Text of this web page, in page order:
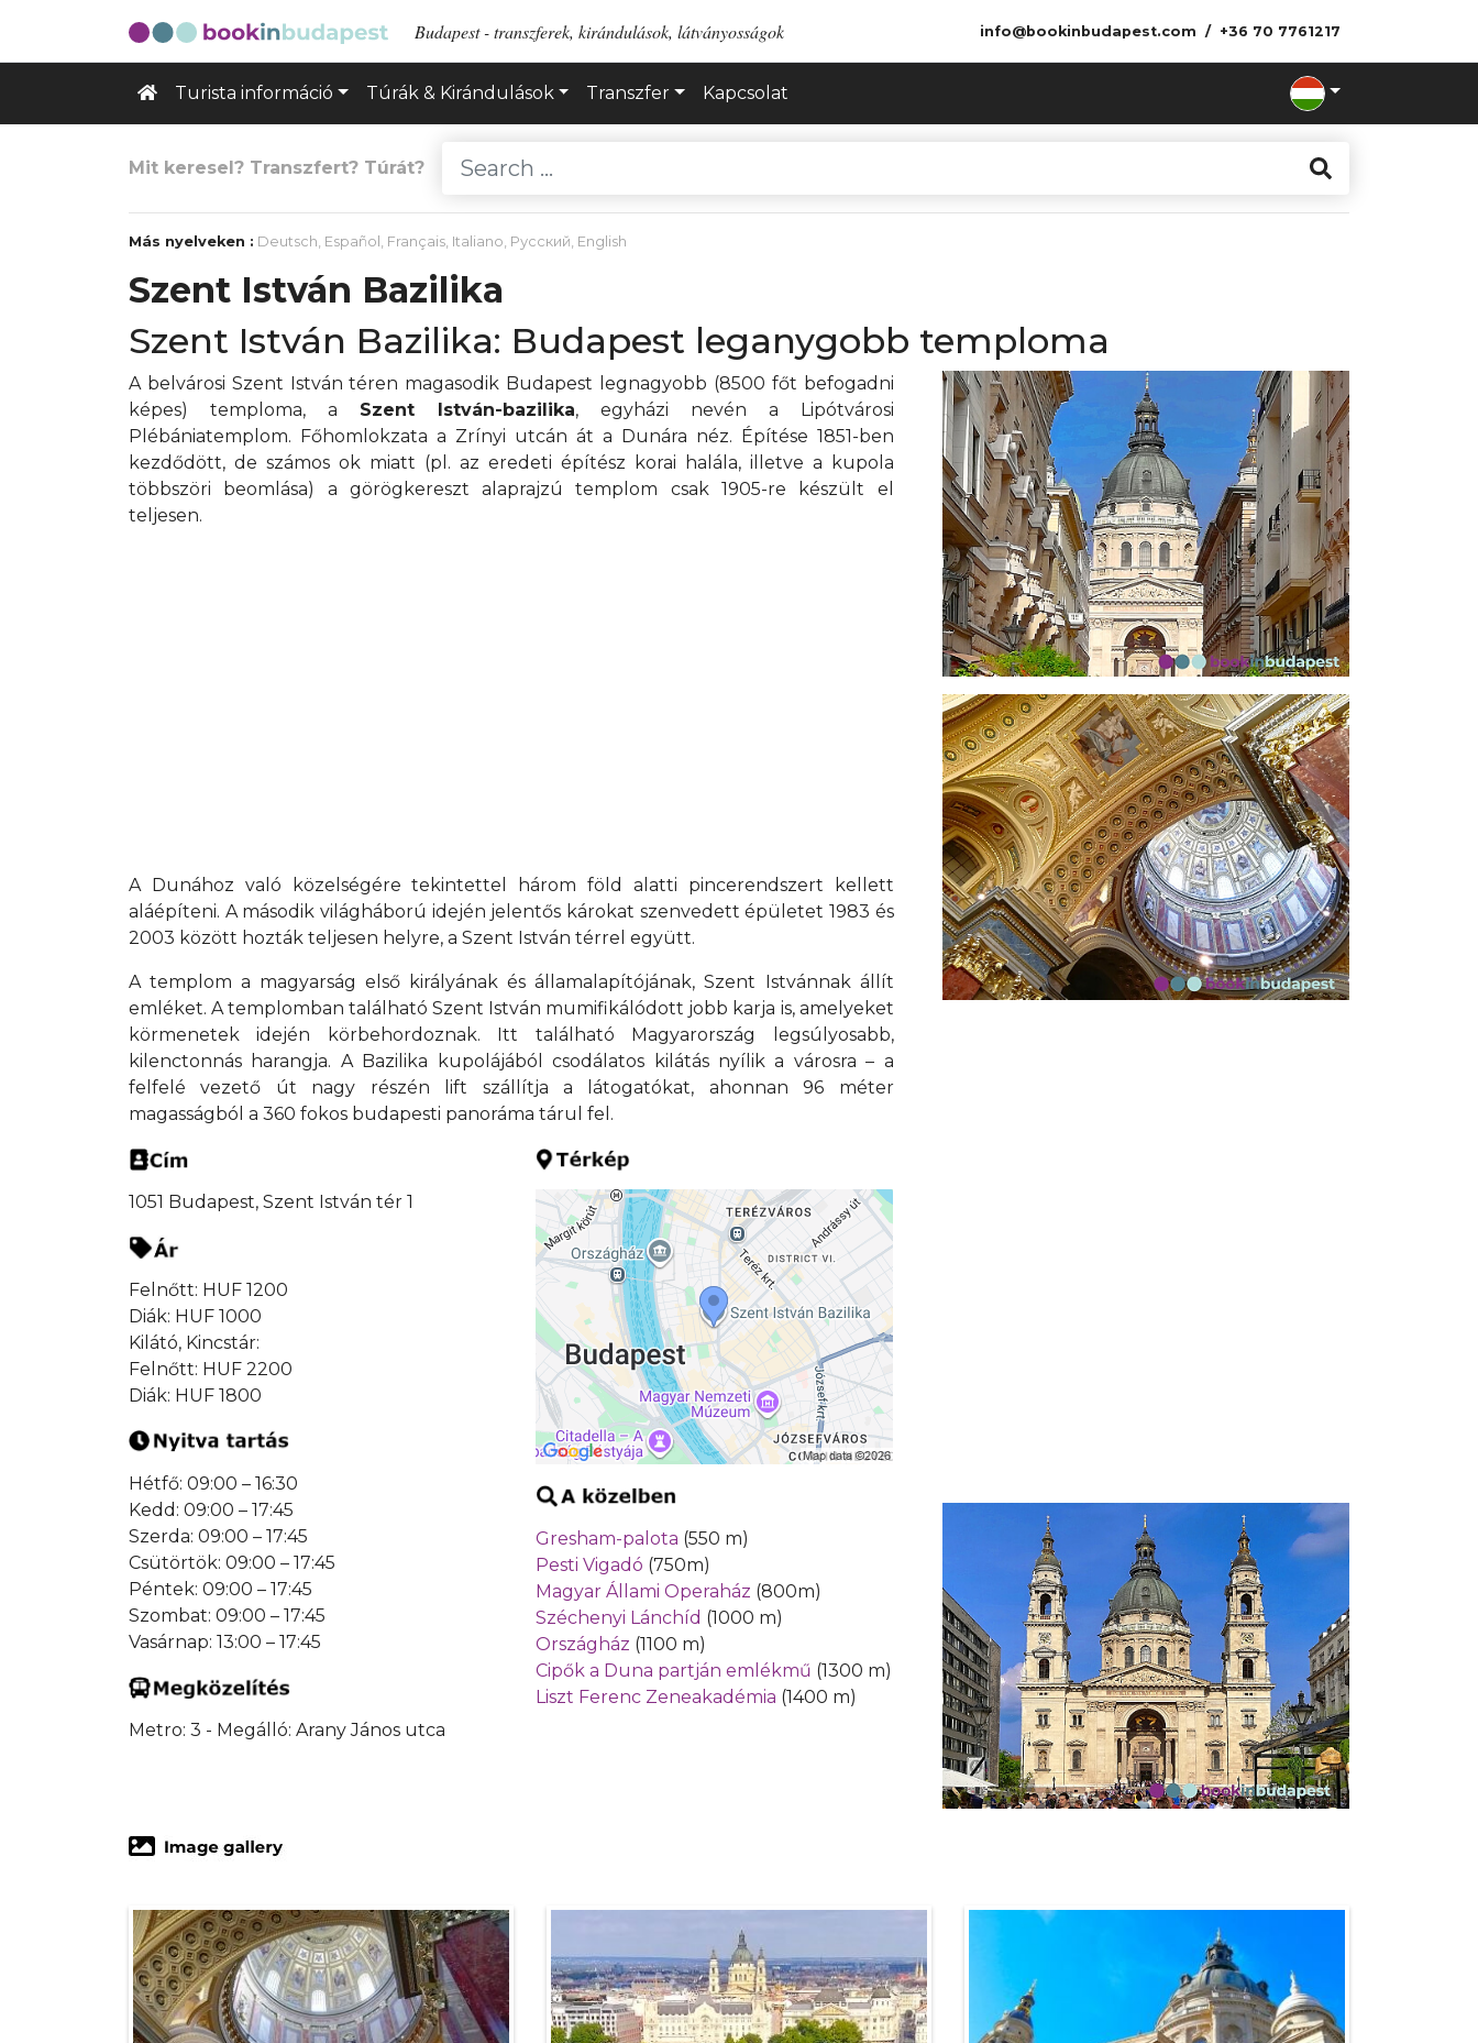
Budapest - transzferek, kirándulások, látványosságok info@bookinbudapest.com +36 70 7761217
Turista információ Túrák & Kirándulások Transzfer Kapcsolat
Mit keresel? Transzfert? Túrát?
Más nyelveken : Deutsch, Español , Français, Italiano, Русский, English
Szent István Bazilika
Szent István Bazilika: Budapest leganygobb temploma
A belvárosi Szent István téren magasodik Budapest legnagyobb (8500 főt befogadni
képes) temploma, a Szent István-bazilika, egyházi nevén a Lipótvárosi
Plébániatemplom. Főhomlokzata a Zrínyi utcán át a Dunára néz. Építése 1851-ben
kezdődött, de számos ok miatt (pl. az eredeti építész korai halála, illetve a kupola
többszöri beomlása) a görögkereszt alaprajzú templom csak 1905-re készült el
teljesen.
A Dunához való közelségére tekintettel három föld alatti pincerendszert kellett
aláépíteni. A második világháború idején jelentős károkat szenvedett épületet 1983 és
2003 között hozták teljesen helyre, a Szent István térrel együtt.
A templom a magyarság első királyának és államalapítójának, Szent Istvánnak állít
emléket. A templomban található Szent István mumifikálódott jobb karja is, amelyeket
körmenetek idején körbehordoznak. Itt található Magyarország legsúlyosabb,
kilenctonnás harangja. A Bazilika kupolájából csodálatos kilátás nyílik a városra – a
felfelé vezető út nagy részén lift szállítja a látogatókat, ahonnan 96 méter
magasságból a 360 fokos budapesti panoráma tárul fel.
1051 Budapest, Szent István tér 1
Felnőtt: HUF 1200
Diák: HUF 1000
Kilátó, Kincstár:
Felnőtt: HUF 2200
Diák: HUF 1800
Hétfő: 09:00 – 16:30
Kedd: 09:00 – 17:45
Szerda: 09:00 – 17:45
Csütörtök: 09:00 – 17:45
Péntek: 09:00 – 17:45
Szombat: 09:00 – 17:45
Vasárnap: 13:00 – 17:45
Metro: 3 - Megálló: Arany János utca
Gresham-palota (550 m)
Pesti Vigadó (750m)
Magyar Állami Operaház (800m)
Széchenyi Lánchíd (1000 m)
Országház (1100 m)
Cipők a Duna partján emlékmű (1300 m)
Liszt Ferenc Zeneakadémia (1400 m)